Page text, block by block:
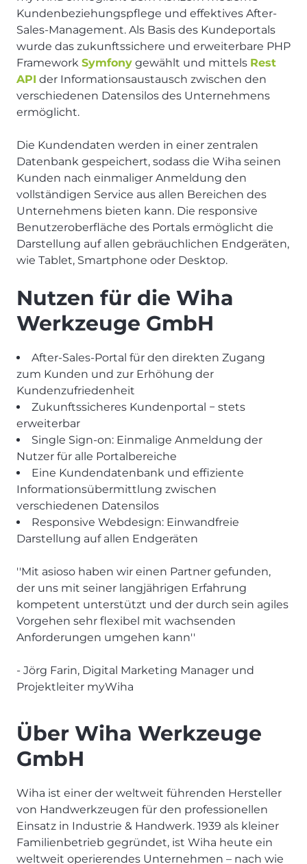
Kundenbeziehungspflege und effektives After-
Sales-Management. Als Basis des Kundeportals
wurde das zukunftssichere und erweiterbare PHP
Framework Symfony gewählt und mittels Rest
API der Informationsaustausch zwischen den
verschiedenen Datensilos des Unternehmens
ermöglicht.
Die Kundendaten werden in einer zentralen
Datenbank gespeichert, sodass die Wiha seinen
Kunden nach einmaliger Anmeldung den
vollständigen Service aus allen Bereichen des
Unternehmens bieten kann. Die responsive
Benutzeroberfläche des Portals ermöglicht die
Darstellung auf allen gebräuchlichen Endgeräten,
wie Tablet, Smartphone oder Desktop.
Nutzen für die Wiha
Werkzeuge GmbH
After-Sales-Portal für den direkten Zugang
zum Kunden und zur Erhöhung der
Kundenzufriedenheit
Zukunftssicheres Kundenportal − stets
erweiterbar
Single Sign-on: Einmalige Anmeldung der
Nutzer für alle Portalbereiche
Eine Kundendatenbank und effiziente
Informationsübermittlung zwischen
verschiedenen Datensilos
Responsive Webdesign: Einwandfreie
Darstellung auf allen Endgeräten
''Mit asioso haben wir einen Partner gefunden,
der uns mit seiner langjährigen Erfahrung
kompetent unterstützt und der durch sein agiles
Vorgehen sehr flexibel mit wachsenden
Anforderungen umgehen kann''
- Jörg Farin, Digital Marketing Manager und
Projektleiter myWiha
Über Wiha Werkzeuge
GmbH
Wiha ist einer der weltweit führenden Hersteller
von Handwerkzeugen für den professionellen
Einsatz in Industrie & Handwerk. 1939 als kleiner
Familienbetrieb gegründet, ist Wiha heute ein
weltweit operierendes Unternehmen – nach wie